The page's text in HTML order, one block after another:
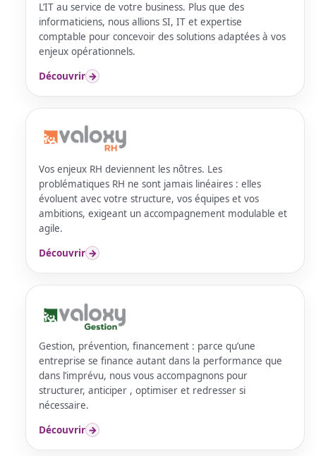
L’IT au service de votre business. Plus que des
informaticiens, nous allions SI, IT et expertise
comptable pour concevoir des solutions adaptées à vos
enjeux opérationnels.
Découvrir→
Vos enjeux RH deviennent les nôtres. Les
problématiques RH ne sont jamais linéaires : elles
évoluent avec votre structure, vos équipes et vos
ambitions, exigeant un accompagnement modulable et
agile.
Découvrir→
Gestion, prévention, financement : parce qu’une
entreprise se finance autant dans la performance que
dans l’imprévu, nous vous accompagnons pour
structurer, anticiper , optimiser et redresser si
nécessaire.
Découvrir→